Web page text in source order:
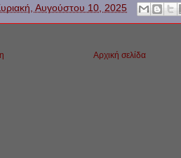
Αυγούστου 10, 2025
Αρχική σελίδα